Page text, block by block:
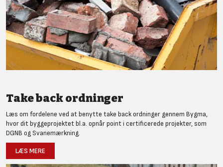
Take back ordninger
Læs om fordelene ved at benytte take back ordninger gennem Bygma,
hvor dit byggeprojektet bl.a. opnår point i certificerede projekter, som
DGNB og Svanemærkning.
LÆS MERE